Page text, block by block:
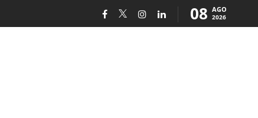
08 AGO
2026